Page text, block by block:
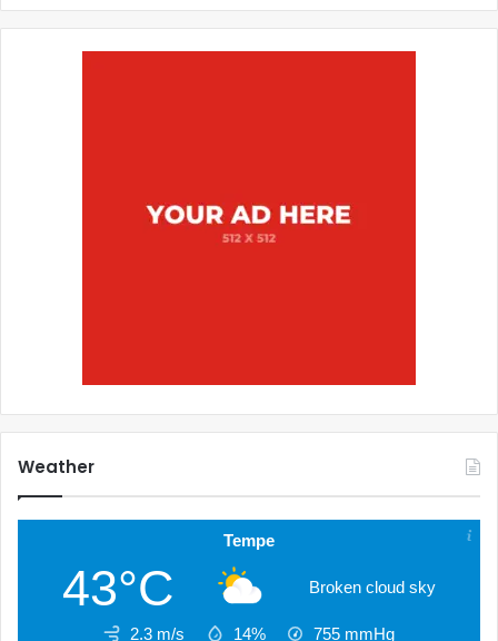
Weather
Tempe
43°C Broken cloud sky
2.3 m/s 14% 755 mmHg